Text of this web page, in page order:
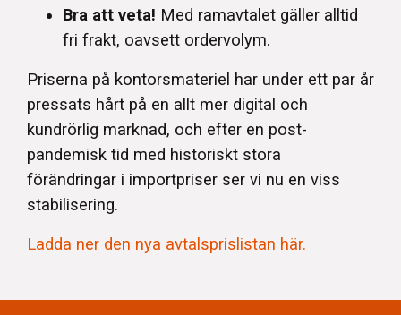
Bra att veta! Med ramavtalet gäller alltid
fri frakt, oavsett ordervolym.
Priserna på kontorsmateriel har under ett par år
pressats hårt på en allt mer digital och
kundrörlig marknad, och efter en post-
pandemisk tid med historiskt stora
förändringar i importpriser ser vi nu en viss
stabilisering.
Ladda ner den nya avtalsprislistan här.